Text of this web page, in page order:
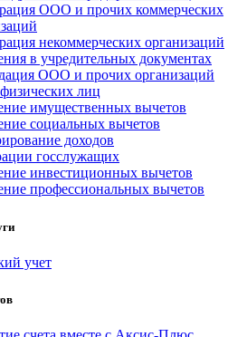
ООО и прочих коммерческих
некоммерческих организаций
в учредительных документах
ООО и прочих организаций
лиц
имущественных вычетов
социальных вычетов
доходов
госслужащих
инвестиционных вычетов
профессиональных вычетов
учет